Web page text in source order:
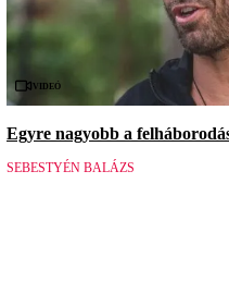
Videó
Egyre nagyobb a
SEBESTYÉN BALÁZS